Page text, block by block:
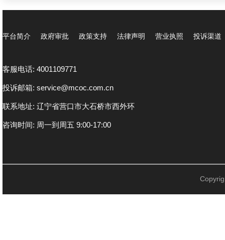
平台简介 政府审批 政策支持 法律声明 营业执照 投诉渠道
客服电话: 4001109771
投诉邮箱: service@mcoc.com.cn
联系地址: 辽宁省营口市大石桥市西外环
咨询时间: 周一到周五 9:00-17:00